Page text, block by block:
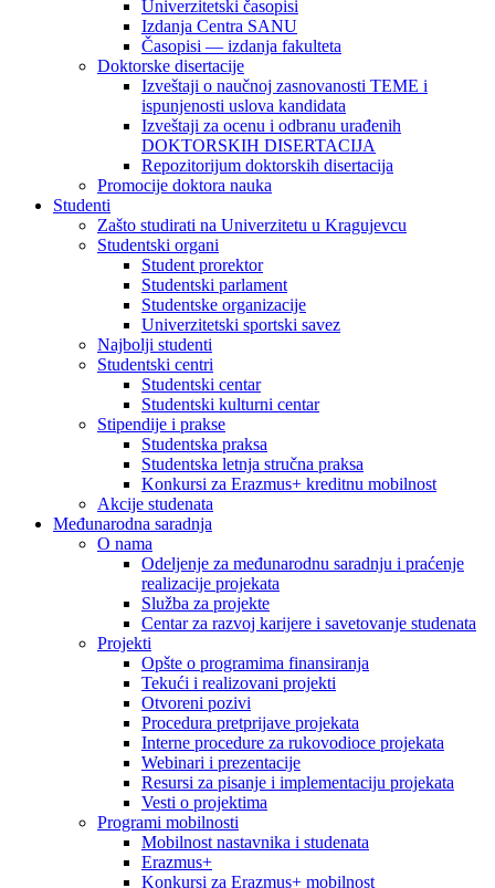
Univerzitetski časopisi
Izdanja Centra SANU
Časopisi — izdanja fakulteta
Doktorske disertacije
Izveštaji o naučnoj zasnovanosti TEME i
ispunjenosti uslova kandidata
Izveštaji za ocenu i odbranu urađenih
DOKTORSKIH DISERTACIJA
Repozitorijum doktorskih disertacija
Promocije doktora nauka
Studenti
Zašto studirati na Univerzitetu u Kragujevcu
Studentski organi
Student prorektor
Studentski parlament
Studentske organizacije
Univerzitetski sportski savez
Najbolji studenti
Studentski centri
Studentski centar
Studentski kulturni centar
Stipendije i prakse
Studentska praksa
Studentska letnja stručna praksa
Konkursi za Erazmus+ kreditnu mobilnost
Akcije studenata
Međunarodna saradnja
O nama
Odeljenje za međunarodnu saradnju i praćenje
realizacije projekata
Služba za projekte
Centar za razvoj karijere i savetovanje studenata
Projekti
Opšte o programima finansiranja
Tekući i realizovani projekti
Otvoreni pozivi
Procedura pretprijave projekata
Interne procedure za rukovodioce projekata
Webinari i prezentacije
Resursi za pisanje i implementaciju projekata
Vesti o projektima
Programi mobilnosti
Mobilnost nastavnika i studenata
Erazmus+
Konkursi za Erazmus+ mobilnost